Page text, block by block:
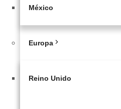
México
Europa
Reino Unido